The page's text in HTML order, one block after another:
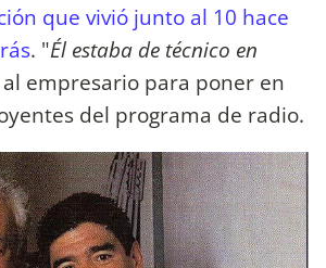
que vivió junto al 10 hace
. "Él estaba de técnico en
empresario para poner en
del programa de radio.